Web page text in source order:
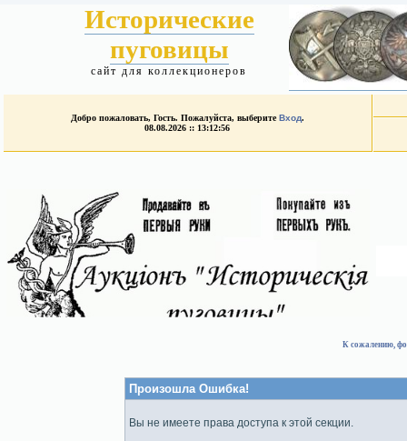
Исторические
пуговицы
сайт для коллекционеров
Добро пожаловать, Гость. Пожалуйста, выберитеВход.
08.08.2026 :: 13:12:56
К сожалению,
Произошла Ошибка!
Вы не имеете права доступа к этой секции.